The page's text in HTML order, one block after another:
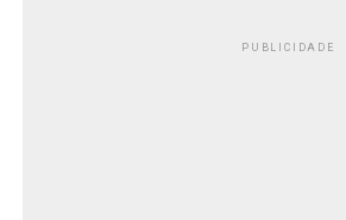
PUBLICIDADE